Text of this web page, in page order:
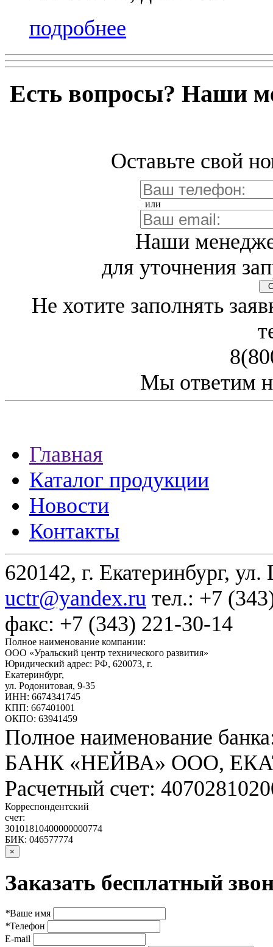
подробнее
Есть вопросы? Наши
Оставьте свой
или
Наши
для уточнения
Не хотите заполнять
Мы ответим
Главная
Каталог продукции
Новости
Контакты
620142, г. Екатеринбург,
uctr@yandex.ru тел.: +7
факс: +7 (343) 221-30-14
Полное наименование компании:
ООО «Уральский центр технического развития»
Юридический адрес: РФ, 620073, г.
Екатеринбург,
ул. Родонитовая, 9-35
ИНН: 6674341745
КПП: 667401001
ОКПО: 63941459
Полное наименование
БАНК «НЕЙВА» ООО,
Расчетный счет:
Корреспондентский
счет:
30101810400000000774
БИК: 046577774
×
Заказать бесплатный
*Ваше имя
*Телефон
E-mail